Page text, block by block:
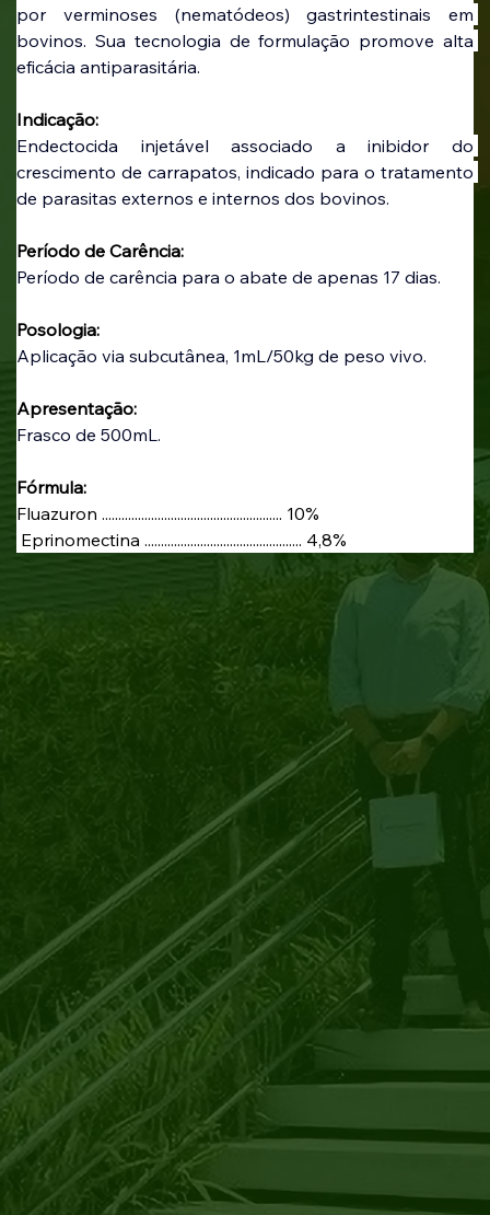
por verminoses (nematódeos) gastrintestinais em
bovinos. Sua tecnologia de formulação promove alta
eficácia antiparasitária.
Indicação:
Endectocida injetável associado a inibidor do
crescimento de carrapatos, indicado para o tratamento
de parasitas externos e internos dos bovinos.
Período de Carência:
Período de carência para o abate de apenas 17 dias.
Posologia:
Aplicação via subcutânea, 1mL/50kg de peso vivo.
Apresentação:
Frasco de 500mL.
Fórmula:
Fluazuron ....................................................... 10%
Eprinomectina ................................................ 4,8%